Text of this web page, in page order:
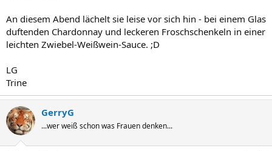
An diesem Abend lächelt sie leise vor sich hin - bei einem Glas
duftenden Chardonnay und leckeren Froschschenkeln in einer
leichten Zwiebel-Weißwein-Sauce. ;D
LG
Trine
GerryG
...wer weiß schon was Frauen denken...